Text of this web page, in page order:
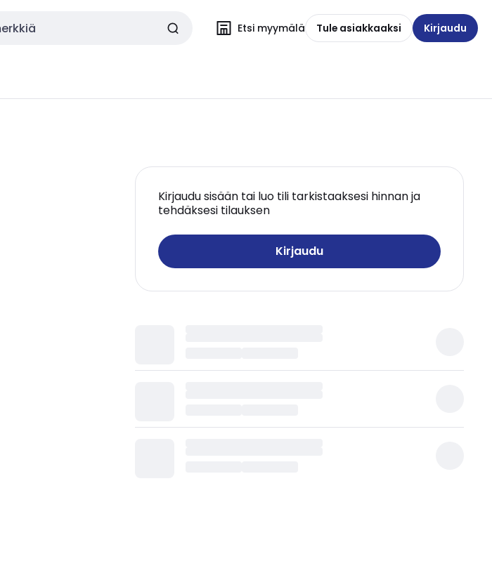
Etsi myymälä Tule asiakkaaksi Kirjaudu
Kirjaudu sisään tai luo tili tarkistaaksesi hinnan ja
tehdäksesi tilauksen
Kirjaudu